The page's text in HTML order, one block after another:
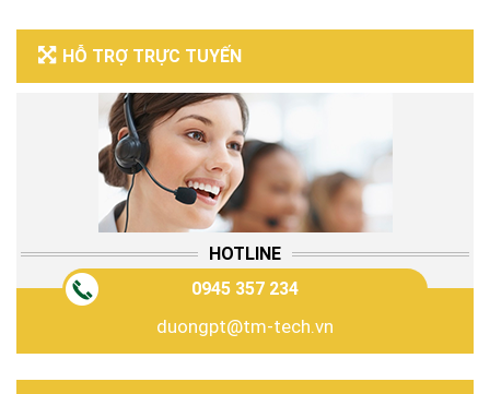
HỖ TRỢ TRỰC TUYẾN
HOTLINE
0945 357 234
duongpt@tm-tech.vn